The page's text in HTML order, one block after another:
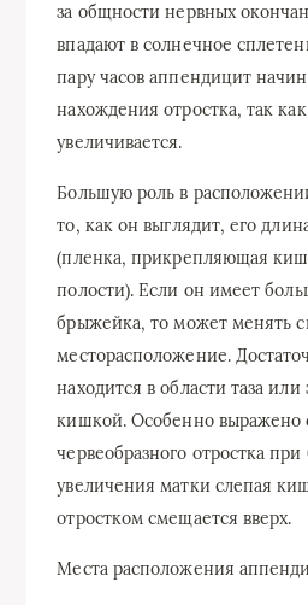
за общности нервных
впадают в солнечное
пару часов аппендицит
нахождения отростка, так
увеличивается.
Большую роль в
то, как он выглядит, его
(пленка, прикрепляющая
полости). Если он имеет
брыжейка, то может менять
месторасположение.
находится в области таза или
кишкой. Особенно выражено
червеобразного отростка
увеличения матки слепая
отростком смещается вверх.
Места расположения